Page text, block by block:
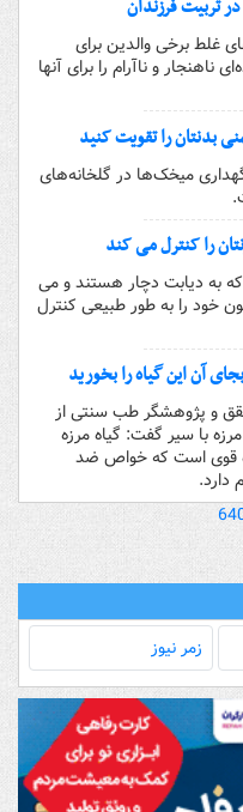
غلط برخی والدین برای
ناهنجار و ناآرام را برای آنها
بدنتان را تقویت کنید
میخک‌ها در گلخانه‌های
را کنترل می کند
که به دیابت دچار هستند و می
خود را به طور طبیعی کنترل
آن این گیاه را بخورید
و پژوهشگر طب سنتی از
با سیر گفت: گیاه مرزه
قوی است که خواص ضد
دارد.
زمر نیوز